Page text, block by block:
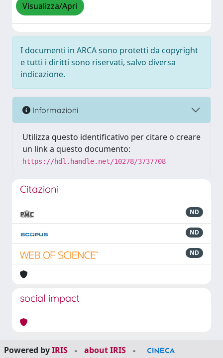
Visualizza/Apri
I documenti in ARCA sono protetti da copyright
e tutti i diritti sono riservati, salvo diversa
indicazione.
Informazioni
Utilizza questo identificativo per citare o creare
un link a questo documento:
https://hdl.handle.net/10278/3737708
Citazioni
ND
ND
ND
social impact
Powered byIRIS - about IRIS
-